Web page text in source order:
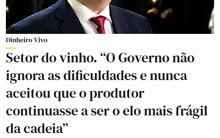
Dinheiro Vivo
Setor do vinho. “O Governo não
ignora as dificuldades e nunca
aceitou que o produtor
continuasse a ser o elo mais frágil
da cadeia”